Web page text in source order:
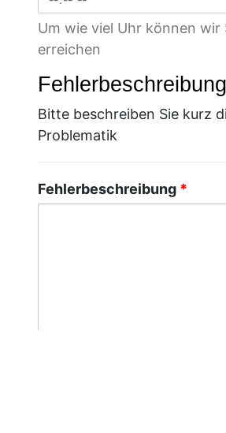
Um wie viel Uhr können wir
erreichen
Fehlerbeschreibung
Bitte beschreiben Sie kurz
Problematik
Fehlerbeschreibung *